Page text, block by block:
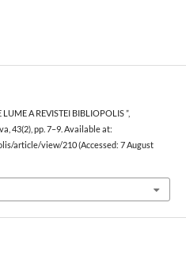
LUME A REVISTEI BIBLIOPOLIS ”,
43(2), pp. 7–9. Available at:
article/view/210 (Accessed: 7 August